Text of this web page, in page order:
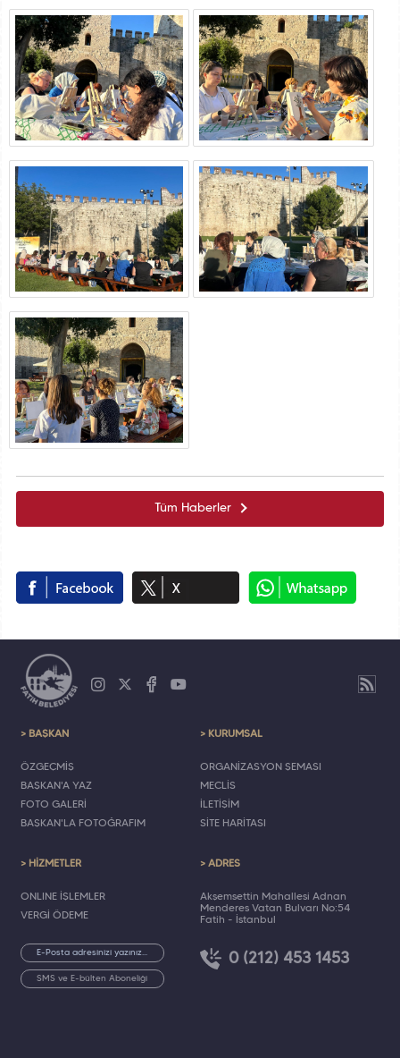
Tüm Haberler
> BAŞKAN
ÖZGEÇMİŞ
BAŞKAN'A YAZ
FOTO GALERİ
BAŞKAN'LA FOTOĞRAFIM
> KURUMSAL
ORGANİZASYON ŞEMASI
MECLİS
İLETİŞİM
SİTE HARİTASI
> HİZMETLER
ONLINE İŞLEMLER
VERGİ ÖDEME
SMS ve E-bülten Aboneliği
> ADRES
Akşemsettin Mahallesi Adnan
Menderes Vatan Bulvarı No:54
Fatih - İstanbul
0 (212) 453 1453